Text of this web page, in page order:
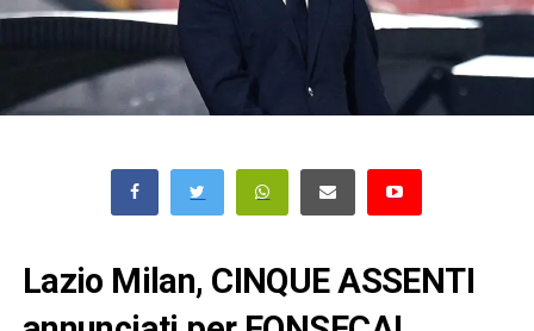
Lazio Milan, CINQUE ASSENTI